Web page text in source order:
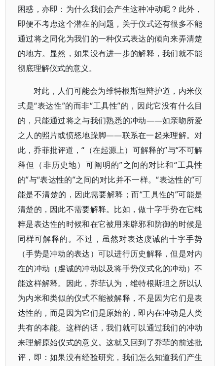
困惑，亦即：为什么我们会产生这种冲动呢？此外，
即便不考虑这个潜在的问题，关于仪式还有很多不能
通过将之同化为我们的一种仪式表达的倾向来弄清楚
的地方。显然，如果没有进一步的解释，我们就不能
彻底理解仪式的意义。
对此，人们可能会为维特根斯坦辩护道，内米仪
式是“表达性”的而非“工具性”的，因此它没有什么目
的，只能通过将之与我们熟悉的冲动——如亲吻所爱
之人的照片或愤怒地跺脚——联系在一起来理解。对
此，乔菲批评道，“（在起源上）可解释的”与“不可解
释但（非历史地）可阐明的”之间的对比和“工具性
的”与“表达性的”之间的对比并不一样。“表达性的”可
能是不清楚的，因此需要解释；而“工具性的”可能是
清楚的，因此不需要解释。比如，做十字手势在它纯
粹是表达性的时候和在它被用来辟邪和防御的时候是
同样可解释的。不过，虽然对表达虔诚的十字手势
（手势是冲动的表达）可以进行历史解释，但是对内
在的冲动（虔诚的冲动以及将手势仪式化的冲动）不
能这样解释。因此，乔菲认为，维特根斯坦之所以认
为内米和类似的仪式不能被解释，不是因为它们是表
达性的，而是因为它们是原始的，即内在冲动是人类
共有的本能。这样的话，我们就可以通过我们的冲动
来理解原始仪式的意义。这就又回到了乔菲的前述批
评，即：如果没有经验研究，我们怎么知道我们产生